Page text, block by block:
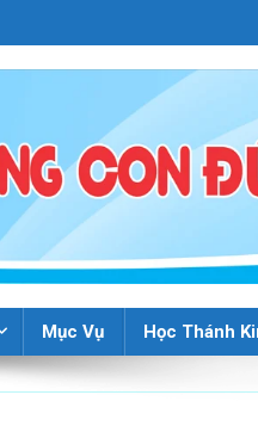
Mục Vụ Học Thánh